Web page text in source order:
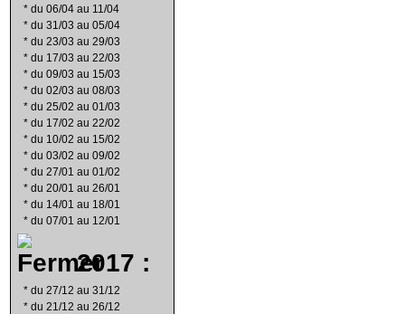
* du 06/04 au 11/04
* du 31/03 au 05/04
* du 23/03 au 29/03
* du 17/03 au 22/03
* du 09/03 au 15/03
* du 02/03 au 08/03
* du 25/02 au 01/03
* du 17/02 au 22/02
* du 10/02 au 15/02
* du 03/02 au 09/02
* du 27/01 au 01/02
* du 20/01 au 26/01
* du 14/01 au 18/01
* du 07/01 au 12/01
2017 :
* du 27/12 au 31/12
* du 21/12 au 26/12